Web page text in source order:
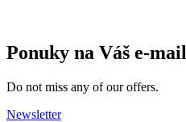
Ponuky na Váš e-mail
Do not miss any of our offers.
Newsletter